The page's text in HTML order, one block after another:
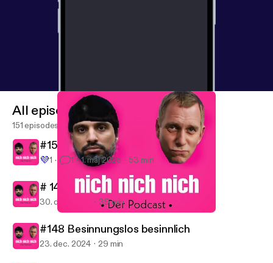
nich nich nich.
All episodes
151 episodes
#150 Ist doch auch mal gut jetzt
💜1 1 1. maj 2025 53 min
# 149 Trotzdem optimistisch
30. dec. 2024 39 min
#148 Besinnungslos besinnlich
23. dec. 2024 29 min